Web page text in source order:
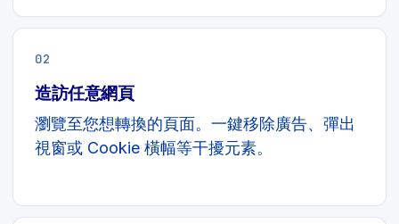
02
造訪任意網頁
瀏覽至您想轉換的頁面。一鍵移除廣告、彈出
視窗或 Cookie 橫幅等干擾元素。